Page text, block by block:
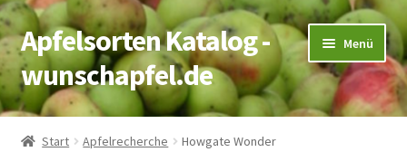
Zur
Navigation
springen
Zum
Inhalt
springen
Apfelsorten Katalog -
wunschapfel.de
Menü
Startseite
Start Apfelrecherche Howgate Wonder